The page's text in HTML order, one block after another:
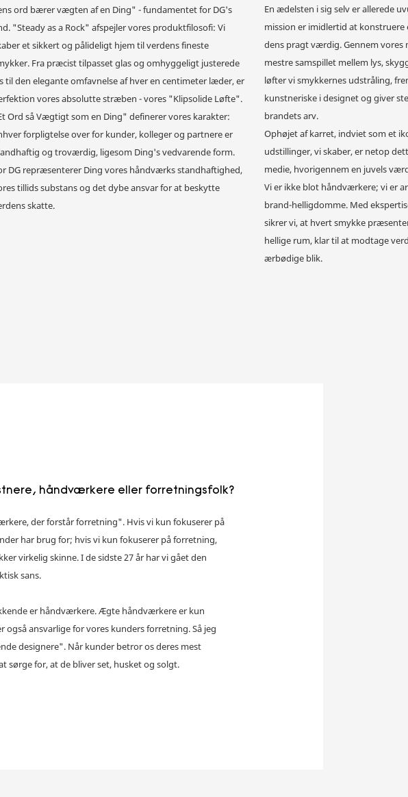
ord bærer vægten af ​​en Ding" - fundamentet for DG's
"Steady as a Rock" afspejler vores produktfilosofi: Vi
et sikkert og pålideligt hjem til verdens fineste
Fra præcist tilpasset glas og omhyggeligt justerede
til den elegante omfavnelse af hver en centimeter læder, er
vores absolutte stræben - vores "Klipsolide Løfte".
Ord så Vægtigt som en Ding" definerer vores karakter:
forpligtelse over for kunder, kolleger og partnere er
og troværdig, ligesom Ding's vedvarende form.
DG repræsenterer Ding vores håndværks standhaftighed,
tillids substans og det dybe ansvar for at beskytte
skatte.
En ædelsten i sig selv er allerede
mission er imidlertid at konstruere
dens pragt værdig. Gennem vores
mestre samspillet mellem lys,
løfter vi smykkernes udstråling,
kunstneriske i designet og giver
brandets arv.
Ophøjet af karret, indviet som et
udstillinger, vi skaber, er netop
medie, hvorigennem en juvels
Vi er ikke blot håndværkere; vi er
brand-helligdomme. Med
sikrer vi, at hvert smykke
hellige rum, klar til at modtage
ærbødige blik.
håndværkere eller forretningsfolk?
der forstår forretning". Hvis vi kun fokuserer på
har brug for; hvis vi kun fokuserer på forretning,
virkelig skinne.I de sidste 27 år har vi gået den
sans.
er håndværkere.Ægte håndværkere er kun
også ansvarlige for vores kunders forretning.Så jeg
designere". Når kunder betror os deres mest
sørge for, at de bliver set, husket og solgt.